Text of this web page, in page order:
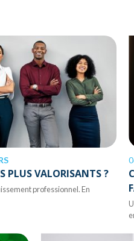
PLUS VALORISANTS ?
professionnel. En